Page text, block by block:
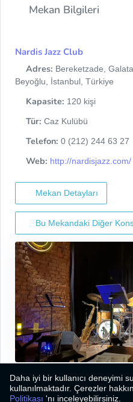
Mekan Bilgileri
Nardis Jazz Club
Adres: Bereketzade,
Beyoğlu, İstanbul, Türkiye
Kapasite: 120 kişi
Tür: Caz Kulübü
Telefon: 0 (212) 244 63 27
Web: http://nardisjazz.com/
Mekan Detayları
Bu Mekandaki Diğer
Daha iyi bir kullanıcı deneyimi
kullanılmaktadır. Çerezler
Politikası 'nı inceleyebilirsiniz.